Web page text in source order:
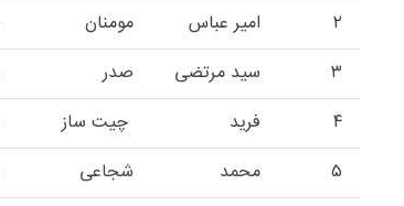
۲ امیر عباس مومنان
۳
سید مرتضی صدر
۴
فرید چیت ساز
۵
محمد شجاعی